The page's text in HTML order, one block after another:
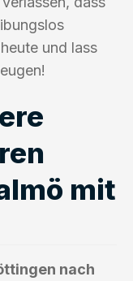
und lass
mit
nach